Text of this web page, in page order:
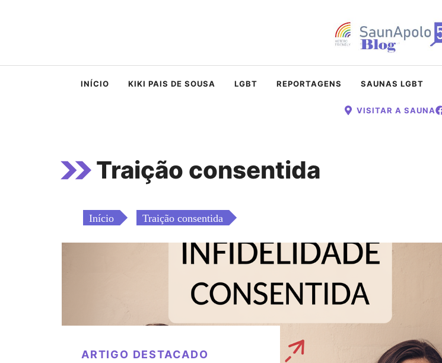
INÍCIO KIKI PAIS DE SOUSA LGBT REPORTAGENS SAUNAS LGBT
VISITAR A SAUNA
Traição consentida
Início Traição consentida
ARTIGO DESTACADO